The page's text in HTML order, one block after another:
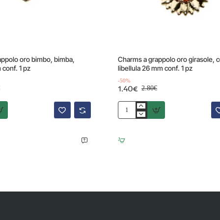
oro bimbo, bimba,
1 pz
Charms a grappolo oro girasole,
libellula 26 mm conf. 1 pz
-50%
1.40€ 2.80€
Charms
a
oro
girasole,
1